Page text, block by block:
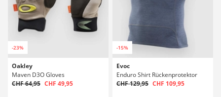
-23%
Oakley
Maven D3O Gloves
CHF 64,95 CHF 49,95
-15%
Evoc
Enduro Shirt Rückenprotektor
CHF 129,95 CHF 109,95